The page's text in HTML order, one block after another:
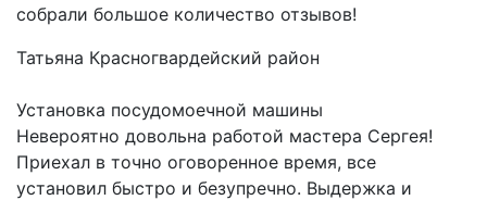
собрали большое количество отзывов!
Татьяна Красногвардейский район
Установка посудомоечной машины
Невероятно довольна работой мастера Сергея!
Приехал в точно оговоренное время, все
установил быстро и безупречно. Выдержка и